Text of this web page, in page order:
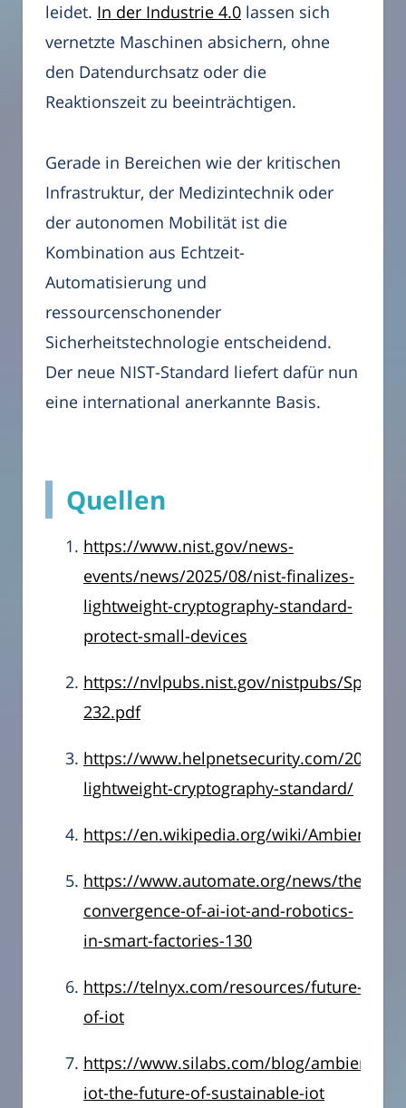
leidet. In der Industrie 4.0 lassen sich
vernetzte Maschinen absichern, ohne
den Datendurchsatz oder die
Reaktionszeit zu beeinträchtigen.
Gerade in Bereichen wie der kritischen
Infrastruktur, der Medizintechnik oder
der autonomen Mobilität ist die
Kombination aus Echtzeit-
Automatisierung und
ressourcenschonender
Sicherheitstechnologie entscheidend.
Der neue NIST-Standard liefert dafür nun
eine international anerkannte Basis.
Quellen
https://www.nist.gov/news-
events/news/2025/08/nist-finalizes-
lightweight-cryptography-standard-
protect-small-devices
https://nvlpubs.nist.gov/nistpubs/
232.pdf
https://www.helpnetsecurity.com/2025/
lightweight-cryptography-standard/
https://en.wikipedia.org/wiki/Ambient_IoT
https://www.automate.org/news/the-
convergence-of-ai-iot-and-robotics-
in-smart-factories-130
https://telnyx.com/resources/future-
of-iot
https://www.silabs.com/blog/ambient-
iot-the-future-of-sustainable-iot